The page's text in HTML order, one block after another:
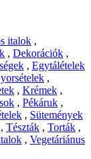
italok ,
, Dekorációk ,
, Egytálételek
,
, Krémek ,
, Pékáruk ,
, Sütemények
, Tészták , Torták ,
, Vegetáriánus